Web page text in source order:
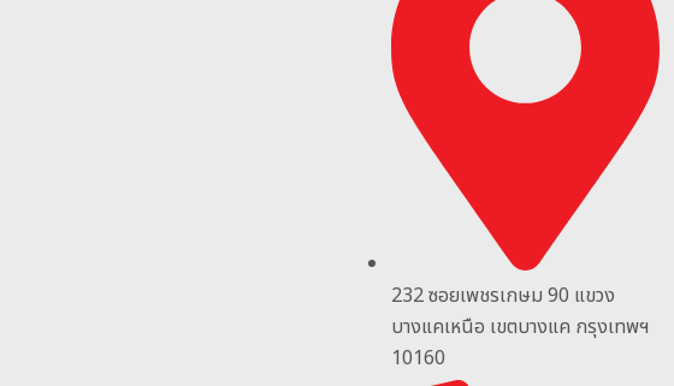
232 ซอยเพชรเกษม 90 แขวง
บางแคเหนือ เขตบางแค กรุงเทพฯ
10160